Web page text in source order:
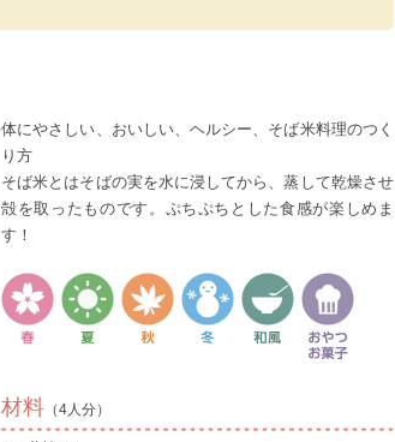
体にやさしい、おいしい、ヘルシー、そば米料理のつく
り方
そば米とはそばの実を水に浸してから、蒸して乾燥させ
殻を取ったものです。ぷちぷちとした食感が楽しめま
す！
材料 （4人分）